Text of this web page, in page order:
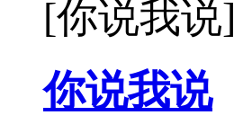
[你说我说]
你说我说